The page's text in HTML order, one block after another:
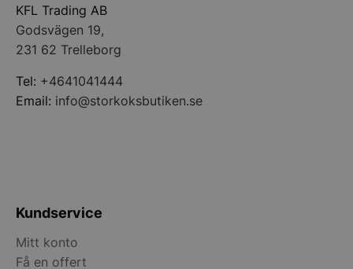
KFL Trading AB
Godsvägen 19,
231 62 Trelleborg
Tel: +4641041444
Email: info@storkoksbutiken.se
Kundservice
Mitt konto
Få en offert
PHPSESSID